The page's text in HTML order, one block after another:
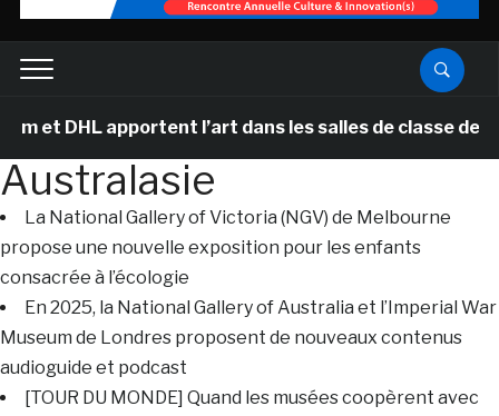
et DHL apportent l’art dans les salles de classe des
Australasie
La National Gallery of Victoria (NGV) de Melbourne
propose une nouvelle exposition pour les enfants
consacrée à l’écologie
En 2025, la National Gallery of Australia et l’Imperial War
Museum de Londres proposent de nouveaux contenus
audioguide et podcast
[TOUR DU MONDE] Quand les musées coopèrent avec